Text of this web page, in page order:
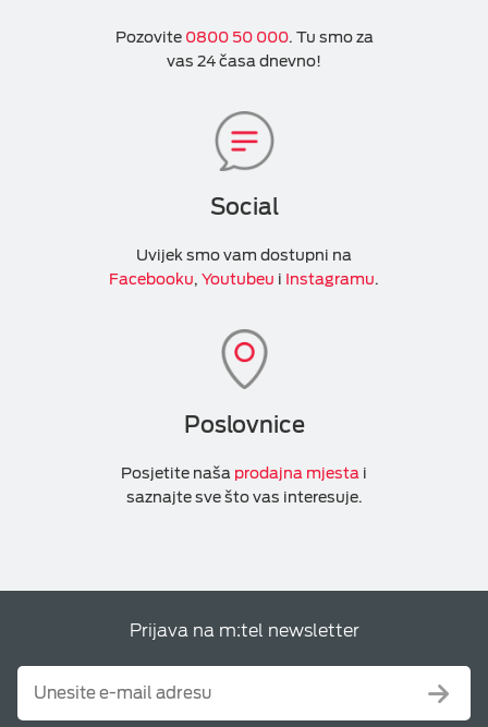
Pozovite 0800 50 000. Tu smo za
vas 24 časa dnevno!
Social
Uvijek smo vam dostupni na
Facebooku, Youtubeu i Instagramu.
Poslovnice
Posjetite naša prodajna mjesta i
saznajte sve što vas interesuje.
Prijava na m:tel newsletter